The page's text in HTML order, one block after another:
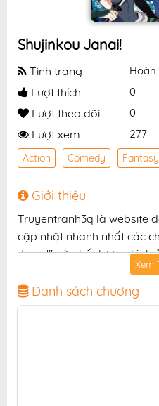
Shujinkou Janai!
Tình trạng Hoàn
Lượt thích 0
Lượt theo dõi 0
Lượt xem 277
Action Comedy Fantasy
Giới thiệu
Truyentranh3q là website
cập nhật nhanh nhất các
Janai!" với chất lượng hình
chuẩn và giao diện thân
đọc truyện hấp dẫn, tiện
độc giả yêu thích truyện
Xem
Danh sách chương